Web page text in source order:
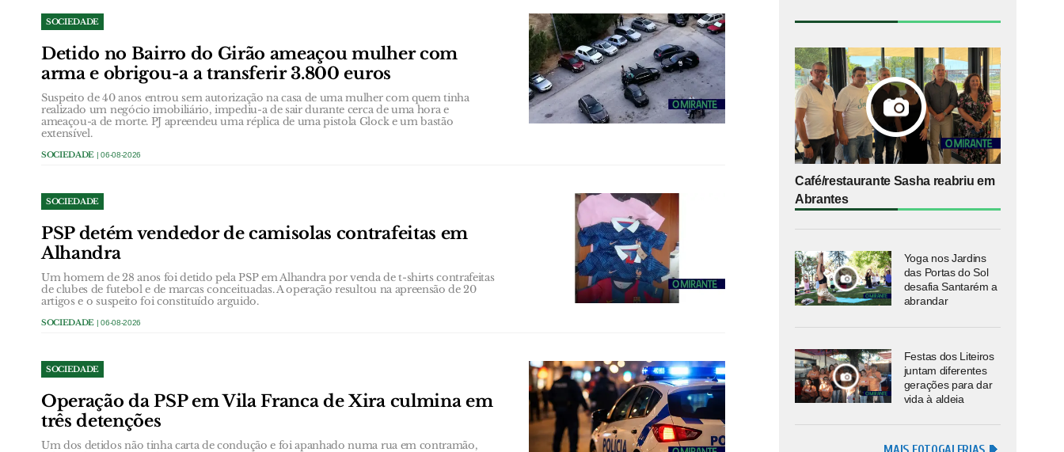
SOCIEDADE
Detido no Bairro do Girão ameaçou mulher com
arma e obrigou-a a transferir 3.800 euros
Suspeito de 40 anos entrou sem autorização na casa de uma mulher com quem tinha
realizado um negócio imobiliário, impediu-a de sair durante cerca de uma hora e
ameaçou-a de morte. PJ apreendeu uma réplica de uma pistola Glock e um bastão
extensível.
SOCIEDADE | 06-08-2026
SOCIEDADE
PSP detém vendedor de camisolas contrafeitas em
Alhandra
Um homem de 28 anos foi detido pela PSP em Alhandra por venda de t-shirts contrafeitas
de clubes de futebol e de marcas conceituadas. A operação resultou na apreensão de 20
artigos e o suspeito foi constituído arguido.
SOCIEDADE | 06-08-2026
SOCIEDADE
Operação da PSP em Vila Franca de Xira culmina em
três detenções
Um dos detidos não tinha carta de condução e foi apanhado numa rua em contramão,
Café/restaurante Sasha reabriu em
Abrantes
Yoga nos Jardins
das Portas do Sol
desafia Santarém a
abrandar
Festas dos Liteiros
juntam diferentes
gerações para dar
vida à aldeia